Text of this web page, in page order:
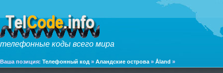
телефонные коды всего мира
Ваша позиция: Телефонный код » Аландские острова » Åland »